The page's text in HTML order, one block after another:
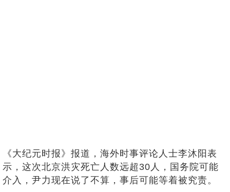
《大纪元时报》报道，海外时事评论人士李沐阳表
示，这次北京洪灾死亡人数远超30人，国务院可能
介入，尹力现在说了不算，事后可能等着被究责。